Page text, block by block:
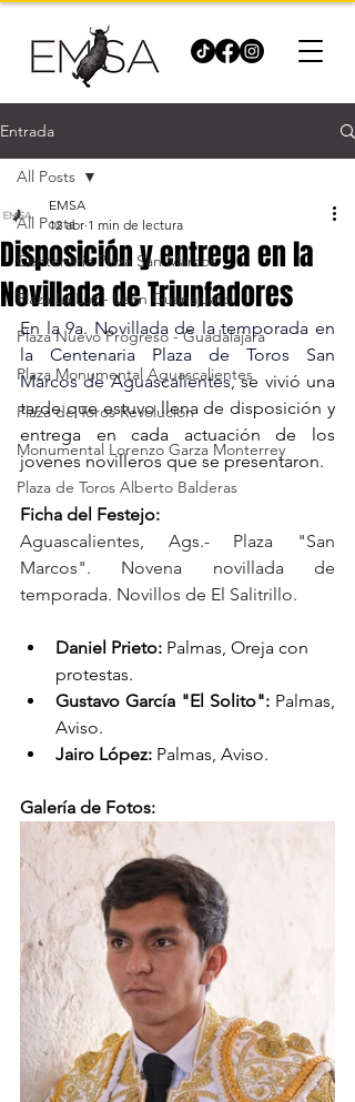
Entrada
All Posts
Centenaria Plaza San Marcos
Plaza La Luz - León Guanajuato
Plaza Nuevo Progreso - Guadalajara
Plaza Monumental Aguascalientes
Plaza de Toros Revolución
Monumental Lorenzo Garza Monterrey
Plaza de Toros Alberto Balderas
All Posts
Disposición y entrega en la
Novillada de Triunfadores
EMSA
12 abr 1 min de lectura
En la 9a. Novillada de la temporada en
la Centenaria Plaza de Toros San
Marcos de Aguascalientes, se vivió una
tarde que estuvo llena de disposición y
entrega en cada actuación de los
jovenes novilleros que se presentaron.
Ficha del Festejo:
Aguascalientes, Ags.- Plaza "San
Marcos". Novena novillada de
temporada. Novillos de El Salitrillo.
Daniel Prieto: Palmas, Oreja con
protestas.
Gustavo García "El Solito": Palmas,
Aviso.
Jairo López: Palmas, Aviso.
Galería de Fotos: